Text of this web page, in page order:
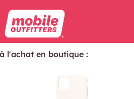
l'achat en boutique :